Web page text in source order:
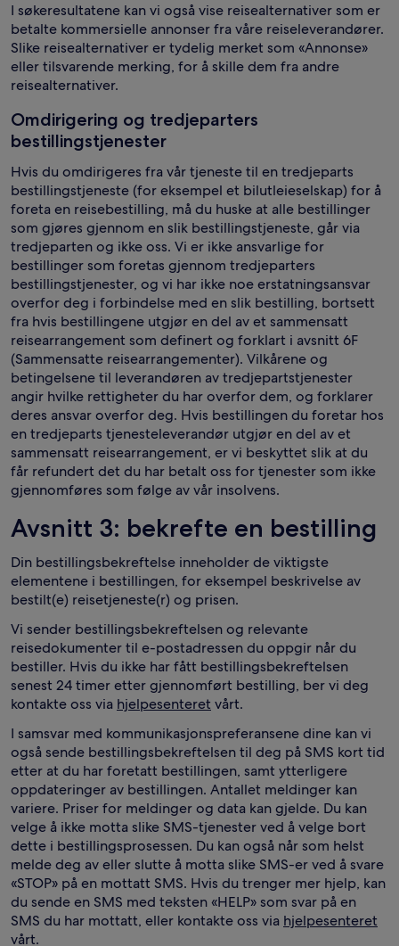
I søkeresultatene kan vi også vise reisealternativer som er
betalte kommersielle annonser fra våre reiseleverandører.
Slike reisealternativer er tydelig merket som «Annonse»
eller tilsvarende merking, for å skille dem fra andre
reisealternativer.
Omdirigering og tredjeparters
bestillingstjenester
Hvis du omdirigeres fra vår tjeneste til en tredjeparts
bestillingstjeneste (for eksempel et bilutleieselskap) for å
foreta en reisebestilling, må du huske at alle bestillinger
som gjøres gjennom en slik bestillingstjeneste, går via
tredjeparten og ikke oss. Vi er ikke ansvarlige for
bestillinger som foretas gjennom tredjeparters
bestillingstjenester, og vi har ikke noe erstatningsansvar
overfor deg i forbindelse med en slik bestilling, bortsett
fra hvis bestillingene utgjør en del av et sammensatt
reisearrangement som definert og forklart i avsnitt 6F
(Sammensatte reisearrangementer). Vilkårene og
betingelsene til leverandøren av tredjepartstjenester
angir hvilke rettigheter du har overfor dem, og forklarer
deres ansvar overfor deg. Hvis bestillingen du foretar hos
en tredjeparts tjenesteleverandør utgjør en del av et
sammensatt reisearrangement, er vi beskyttet slik at du
får refundert det du har betalt oss for tjenester som ikke
gjennomføres som følge av vår insolvens.
Avsnitt 3: bekrefte en bestilling
Din bestillingsbekreftelse inneholder de viktigste
elementene i bestillingen, for eksempel beskrivelse av
bestilt(e) reisetjeneste(r) og prisen.
Vi sender bestillingsbekreftelsen og relevante
reisedokumenter til e-postadressen du oppgir når du
bestiller. Hvis du ikke har fått bestillingsbekreftelsen
senest 24 timer etter gjennomført bestilling, ber vi deg
kontakte oss via hjelpesenteret vårt.
I samsvar med kommunikasjonspreferansene dine kan vi
også sende bestillingsbekreftelsen til deg på SMS kort tid
etter at du har foretatt bestillingen, samt ytterligere
oppdateringer av bestillingen. Antallet meldinger kan
variere. Priser for meldinger og data kan gjelde. Du kan
velge å ikke motta slike SMS-tjenester ved å velge bort
dette i bestillingsprosessen. Du kan også når som helst
melde deg av eller slutte å motta slike SMS-er ved å svare
«STOP» på en mottatt SMS. Hvis du trenger mer hjelp, kan
du sende en SMS med teksten «HELP» som svar på en
SMS du har mottatt, eller kontakte oss via hjelpesenteret
vårt.